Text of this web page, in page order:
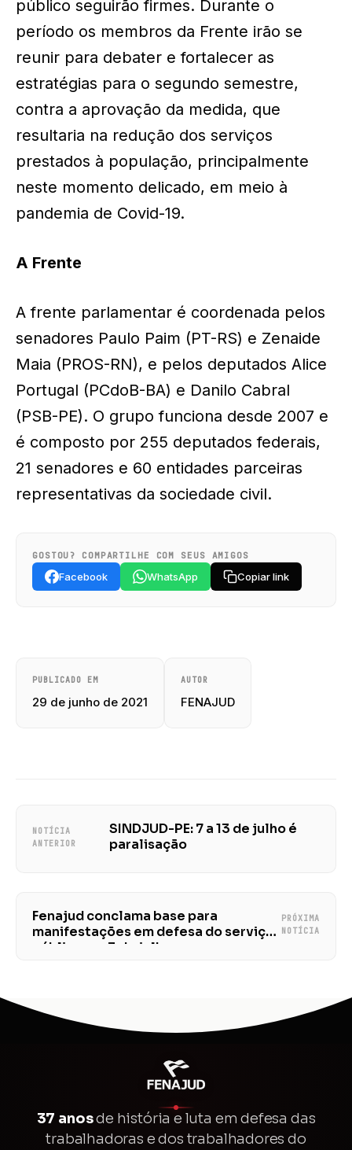
público seguirão firmes. Durante o
período os membros da Frente irão se
reunir para debater e fortalecer as
estratégias para o segundo semestre,
contra a aprovação da medida, que
resultaria na redução dos serviços
prestados à população, principalmente
neste momento delicado, em meio à
pandemia de Covid-19.
A Frente
A frente parlamentar é coordenada pelos
senadores Paulo Paim (PT-RS) e Zenaide
Maia (PROS-RN), e pelos deputados Alice
Portugal (PCdoB-BA) e Danilo Cabral
(PSB-PE). O grupo funciona desde 2007 e
é composto por 255 deputados federais,
21 senadores e 60 entidades parceiras
representativas da sociedade civil.
GOSTOU? COMPARTILHE COM SEUS AMIGOS
Facebook WhatsApp Copiar link
PUBLICADO EM
29 de junho de 2021
AUTOR
FENAJUD
NOTÍCIA
ANTERIOR
SINDJUD-PE: 7 a 13 de julho é
paralisação
Fenajud conclama base para
manifestações em defesa do serviço
público em 3 de julho
PRÓXIMA
NOTÍCIA
37 anosde história e luta em defesa das
trabalhadoras e dos trabalhadores do